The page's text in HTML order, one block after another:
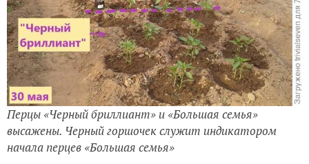
Перцы «Черный бриллиант» и «Большая семья»
высажены. Черный горшочек служит индикатором
начала перцев «Большая семья»